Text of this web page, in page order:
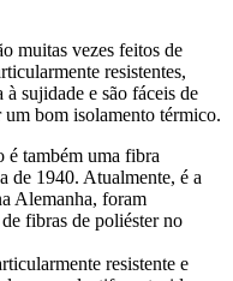
muitas vezes feitos de
resistentes,
sujidade e são fáceis de
bom isolamento térmico.
é também uma fibra
de 1940. Atualmente, é a
Alemanha, foram
fibras de poliéster no
resistente e